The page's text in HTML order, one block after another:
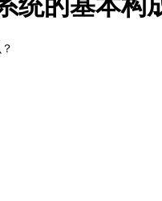
统的基本构